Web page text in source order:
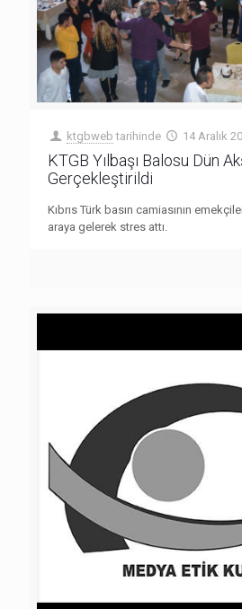
ktgbweb tarihinde 14 Aralık
KTGB Yılbaşı Balosu Dün
Gerçekleştirildi
Kıbrıs Türk basın camiasının
araya gelerek stres attı.